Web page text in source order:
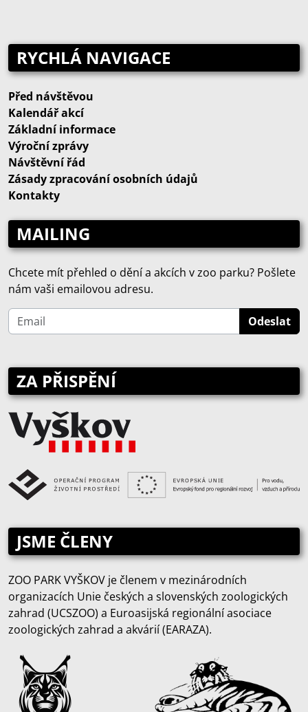
RYCHLÁ NAVIGACE
Před návštěvou
Kalendář akcí
Základní informace
Výroční zprávy
Návštěvní řád
Zásady zpracování osobních údajů
Kontakty
MAILING
Chcete mít přehled o dění a akcích v zoo parku? Pošlete
nám vaši emailovou adresu.
ZA PŘISPĚNÍ
JSME ČLENY
ZOO PARK VYŠKOV je členem v mezinárodních
organizacích Unie českých a slovenských zoologických
zahrad (UCSZOO) a Euroasijská regionální asociace
zoologických zahrad a akvárií (EARAZA).